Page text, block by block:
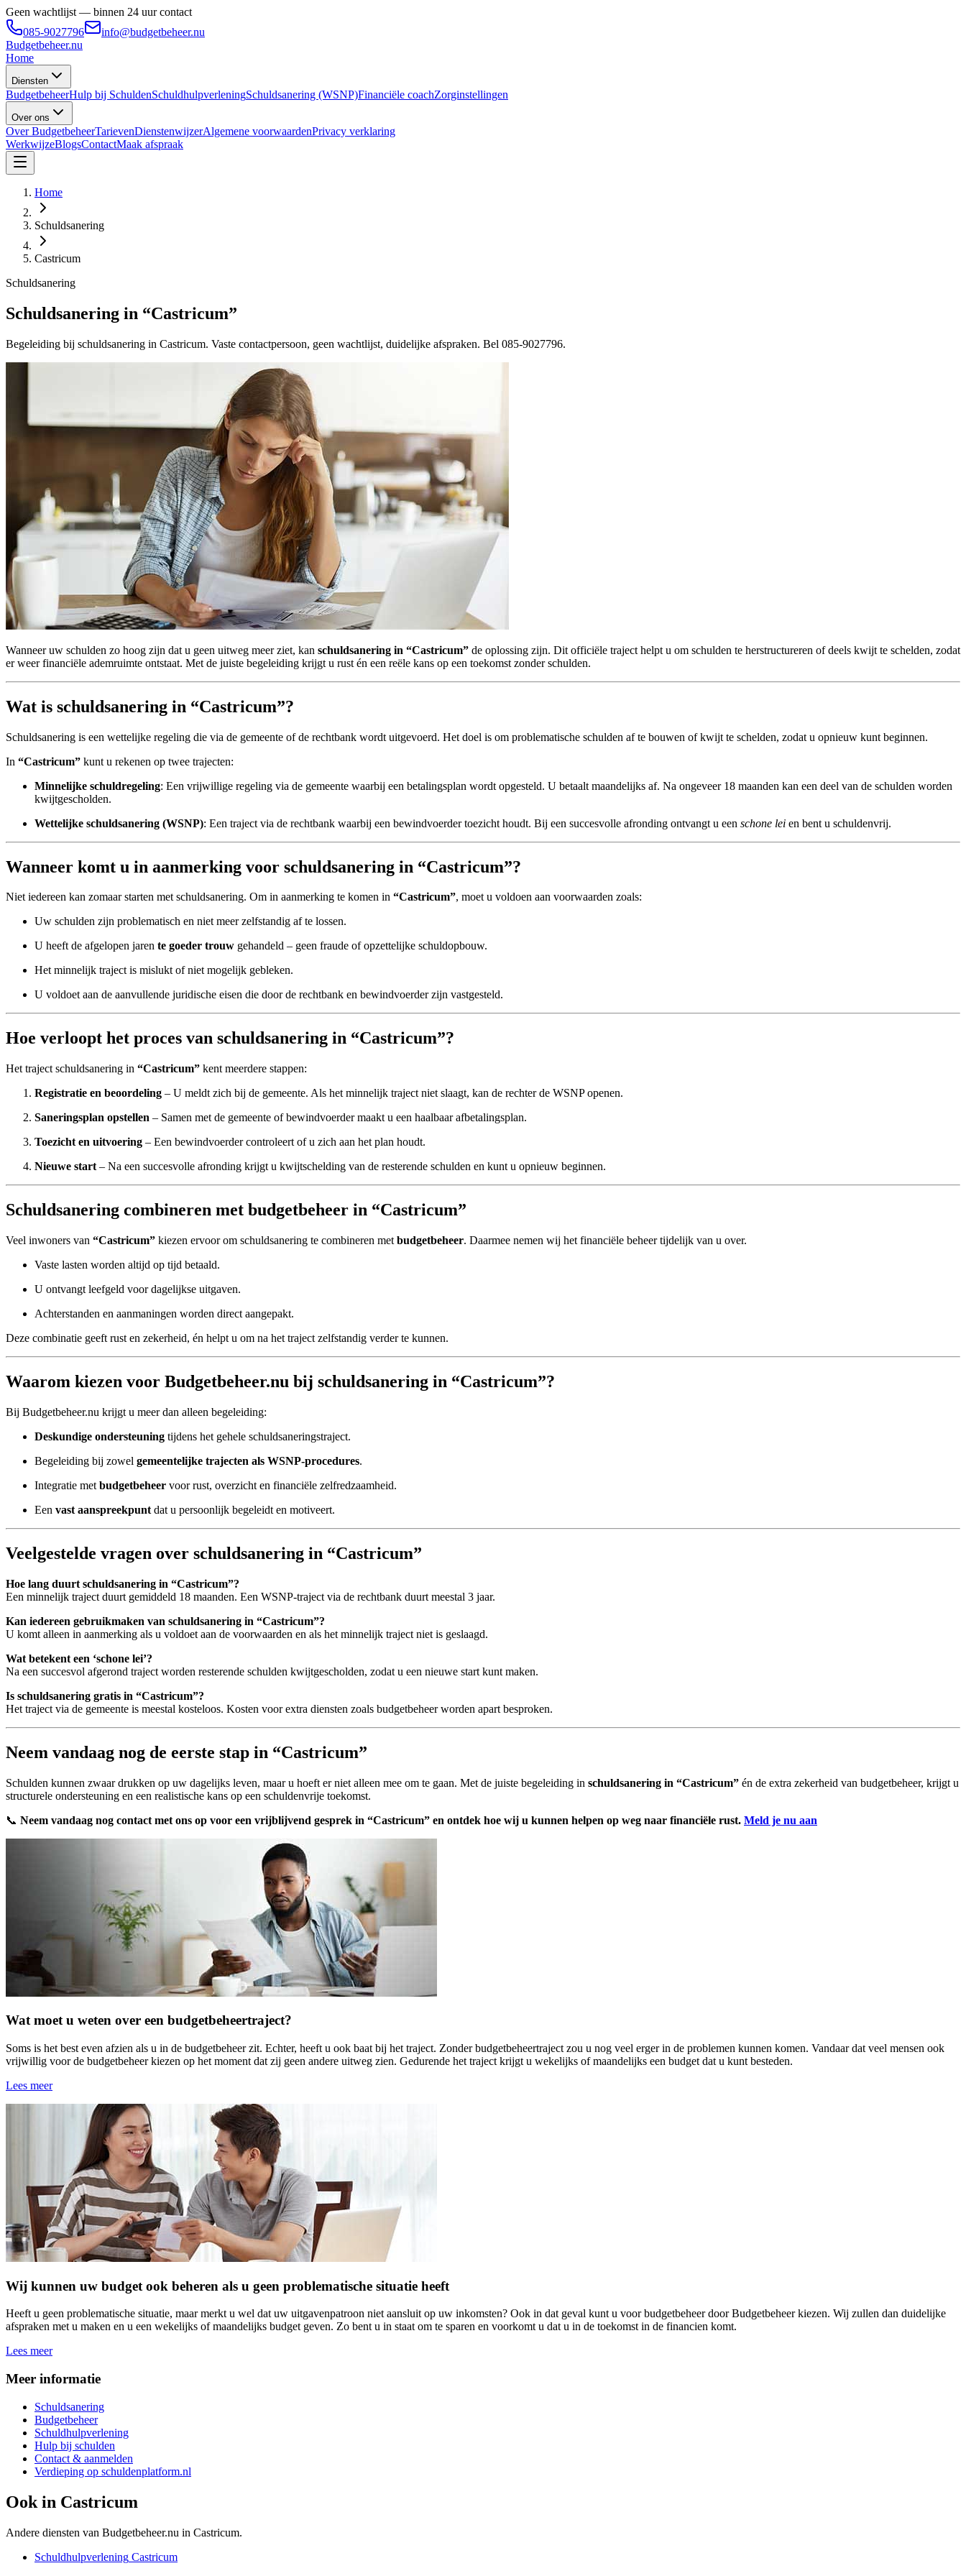
Geen wachtlijst — binnen 24 uur contact
085-9027796
info@budgetbeheer.nu
Budgetbeheer.nu
Home
Diensten
BudgetbeheerHulp bij SchuldenSchuldhulpverleningSchuldsanering (WSNP)Financiële coachZorginstellingen
Over ons
Over BudgetbeheerTarievenDienstenwijzerAlgemene voorwaardenPrivacy verklaring
WerkwijzeBlogsContactMaak afspraak
Home
Schuldsanering
Castricum
Schuldsanering
Schuldsanering in “Castricum”
Begeleiding bij schuldsanering in Castricum. Vaste contactpersoon, geen wachtlijst, duidelijke afspraken. Bel 085-9027796.
Wanneer uw schulden zo hoog zijn dat u geen uitweg meer ziet, kan schuldsanering in “Castricum” de oplossing zijn. Dit officiële traject helpt u om schulden te herstructureren of deels kwijt te schelden, zodat
er weer financiële ademruimte ontstaat. Met de juiste begeleiding krijgt u rust én een reële kans op een toekomst zonder schulden.
Wat is schuldsanering in “Castricum”?
Schuldsanering is een wettelijke regeling die via de gemeente of de rechtbank wordt uitgevoerd. Het doel is om problematische schulden af te bouwen of kwijt te schelden, zodat u opnieuw kunt beginnen.
In “Castricum” kunt u rekenen op twee trajecten:
Minnelijke schuldregeling: Een vrijwillige regeling via de gemeente waarbij een betalingsplan wordt opgesteld. U betaalt maandelijks af. Na ongeveer 18 maanden kan een deel van de schulden worden
kwijtgescholden.
Wettelijke schuldsanering (WSNP): Een traject via de rechtbank waarbij een bewindvoerder toezicht houdt. Bij een succesvolle afronding ontvangt u een schone lei en bent u schuldenvrij.
Wanneer komt u in aanmerking voor schuldsanering in “Castricum”?
Niet iedereen kan zomaar starten met schuldsanering. Om in aanmerking te komen in “Castricum”, moet u voldoen aan voorwaarden zoals:
Uw schulden zijn problematisch en niet meer zelfstandig af te lossen.
U heeft de afgelopen jaren te goeder trouw gehandeld – geen fraude of opzettelijke schuldopbouw.
Het minnelijk traject is mislukt of niet mogelijk gebleken.
U voldoet aan de aanvullende juridische eisen die door de rechtbank en bewindvoerder zijn vastgesteld.
Hoe verloopt het proces van schuldsanering in “Castricum”?
Het traject schuldsanering in “Castricum” kent meerdere stappen:
Registratie en beoordeling – U meldt zich bij de gemeente. Als het minnelijk traject niet slaagt, kan de rechter de WSNP openen.
Saneringsplan opstellen – Samen met de gemeente of bewindvoerder maakt u een haalbaar afbetalingsplan.
Toezicht en uitvoering – Een bewindvoerder controleert of u zich aan het plan houdt.
Nieuwe start – Na een succesvolle afronding krijgt u kwijtschelding van de resterende schulden en kunt u opnieuw beginnen.
Schuldsanering combineren met budgetbeheer in “Castricum”
Veel inwoners van “Castricum” kiezen ervoor om schuldsanering te combineren met budgetbeheer. Daarmee nemen wij het financiële beheer tijdelijk van u over.
Vaste lasten worden altijd op tijd betaald.
U ontvangt leefgeld voor dagelijkse uitgaven.
Achterstanden en aanmaningen worden direct aangepakt.
Deze combinatie geeft rust en zekerheid, én helpt u om na het traject zelfstandig verder te kunnen.
Waarom kiezen voor Budgetbeheer.nu bij schuldsanering in “Castricum”?
Bij Budgetbeheer.nu krijgt u meer dan alleen begeleiding:
Deskundige ondersteuning tijdens het gehele schuldsaneringstraject.
Begeleiding bij zowel gemeentelijke trajecten als WSNP-procedures.
Integratie met budgetbeheer voor rust, overzicht en financiële zelfredzaamheid.
Een vast aanspreekpunt dat u persoonlijk begeleidt en motiveert.
Veelgestelde vragen over schuldsanering in “Castricum”
Hoe lang duurt schuldsanering in “Castricum”?
Een minnelijk traject duurt gemiddeld 18 maanden. Een WSNP-traject via de rechtbank duurt meestal 3 jaar.
Kan iedereen gebruikmaken van schuldsanering in “Castricum”?
U komt alleen in aanmerking als u voldoet aan de voorwaarden en als het minnelijk traject niet is geslaagd.
Wat betekent een ‘schone lei’?
Na een succesvol afgerond traject worden resterende schulden kwijtgescholden, zodat u een nieuwe start kunt maken.
Is schuldsanering gratis in “Castricum”?
Het traject via de gemeente is meestal kosteloos. Kosten voor extra diensten zoals budgetbeheer worden apart besproken.
Neem vandaag nog de eerste stap in “Castricum”
Schulden kunnen zwaar drukken op uw dagelijks leven, maar u hoeft er niet alleen mee om te gaan. Met de juiste begeleiding in schuldsanering in “Castricum” én de extra zekerheid van budgetbeheer, krijgt u
structurele ondersteuning en een realistische kans op een schuldenvrije toekomst.
📞 Neem vandaag nog contact met ons op voor een vrijblijvend gesprek in “Castricum” en ontdek hoe wij u kunnen helpen op weg naar financiële rust. Meld je nu aan
Wat moet u weten over een budgetbeheertraject?
Soms is het best even afzien als u in de budgetbeheer zit. Echter, heeft u ook baat bij het traject. Zonder budgetbeheertraject zou u nog veel erger in de problemen kunnen komen. Vandaar dat veel mensen ook
vrijwillig voor de budgetbeheer kiezen op het moment dat zij geen andere uitweg zien. Gedurende het traject krijgt u wekelijks of maandelijks een budget dat u kunt besteden.
Lees meer
Wij kunnen uw budget ook beheren als u geen problematische situatie heeft
Heeft u geen problematische situatie, maar merkt u wel dat uw uitgavenpatroon niet aansluit op uw inkomsten? Ook in dat geval kunt u voor budgetbeheer door Budgetbeheer kiezen. Wij zullen dan duidelijke
afspraken met u maken en u een wekelijks of maandelijks budget geven. Zo bent u in staat om te sparen en voorkomt u dat u in de toekomst in de financien komt.
Lees meer
Meer informatie
Schuldsanering
Budgetbeheer
Schuldhulpverlening
Hulp bij schulden
Contact & aanmelden
Verdieping op schuldenplatform.nl
Ook in Castricum
Andere diensten van Budgetbeheer.nu in Castricum.
Schuldhulpverlening Castricum